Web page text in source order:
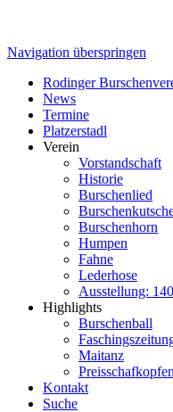
Navigation überspringen
Rodinger
News
Termine
Platzerstadl
Verein
Vorstandschaft
Historie
Burschenlied
Burschenhorn
Humpen
Fahne
Lederhose
Ausstellung:
Highlights
Burschenball
Maitanz
Preisschafkopfen
Kontakt
Suche